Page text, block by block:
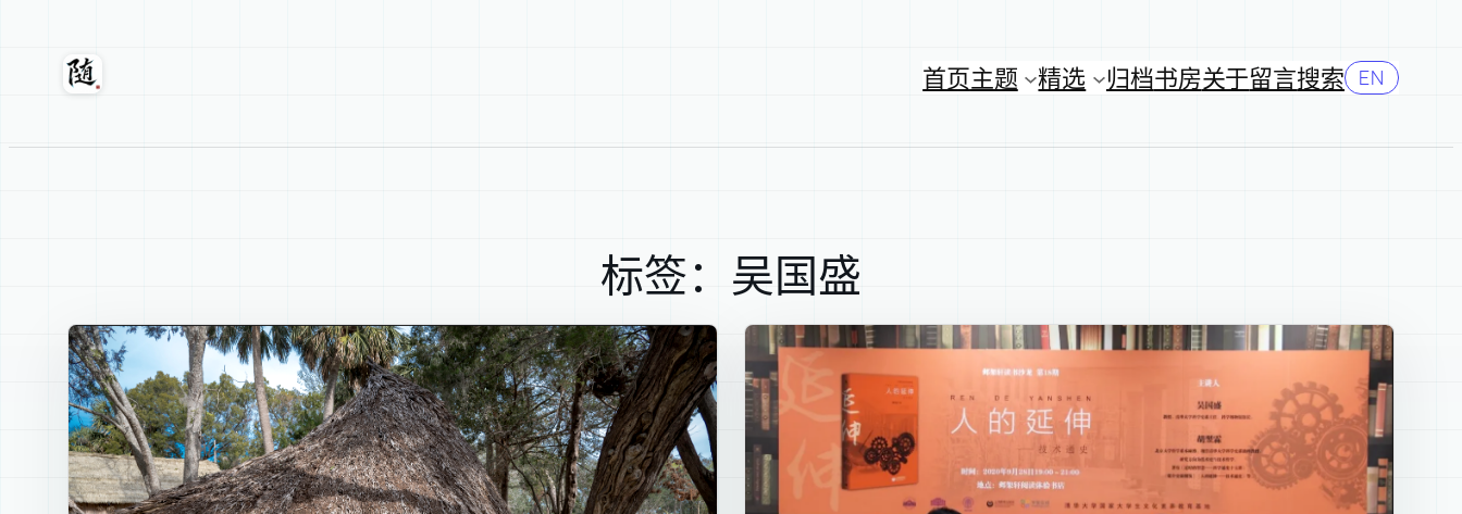
随轩 首页主题 精选 归档书房关于留言搜索 EN
标签：吴国盛